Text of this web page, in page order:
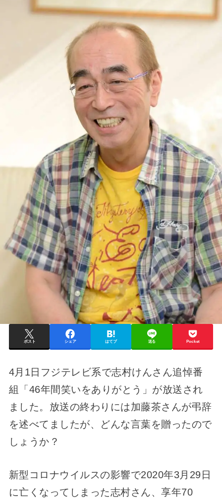
ポスト シェア はてブ 送る Pocket
4月1日フジテレビ系で志村けんさん追悼番
組「46年間笑いをありがとう」が放送され
ました。放送の終わりには加藤茶さんが弔辞
を述べてましたが、どんな言葉を贈ったので
しょうか？
新型コロナウイルスの影響で2020年3月29日
に亡くなってしまった志村さん、享年70